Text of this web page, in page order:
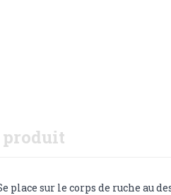
produit
place sur le corps de ruche